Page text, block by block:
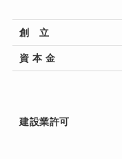
創 立
資 本 金
建設業許可